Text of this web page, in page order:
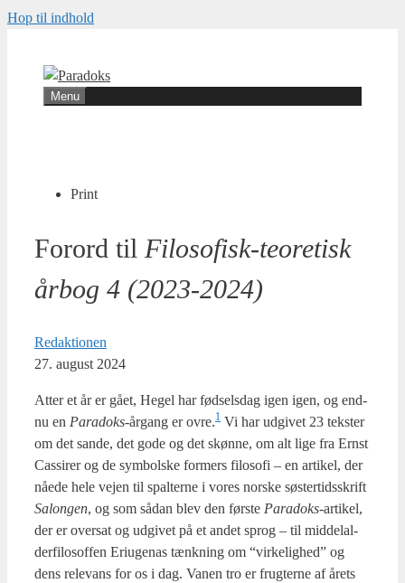
Hop til indhold
Menu
Print
Forord til Filosofisk-teoretisk
årbog 4 (2023-2024)
Redaktionen
27. august 2024
Atter et år er gået, Hegel har fød­sels­dag igen igen, og end­
nu en Para­doks-årgang er ovre.1 Vi har udgi­vet 23 tek­ster
om det san­de, det gode og det skøn­ne, om alt lige fra Ernst
Cas­si­rer og de sym­bol­ske for­mers filo­so­fi – en arti­kel, der
nåe­de hele vej­en til spal­ter­ne i vores nor­ske søster­tids­skrift
Salon­gen, og som sådan blev den før­ste Para­doks-arti­kel,
der er over­sat og udgi­vet på et andet sprog – til mid­delal­
der­fi­lo­sof­fen Eri­u­ge­nas tænk­ning om “vir­ke­lig­hed” og
dens rele­vans for os i dag. Vanen tro er frug­ter­ne af årets